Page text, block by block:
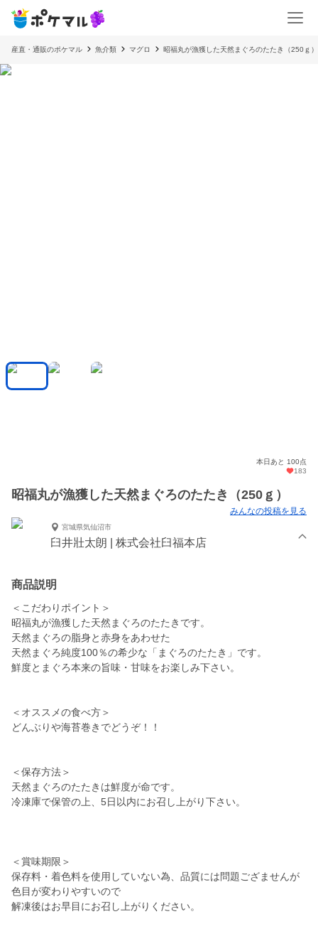
産直・通販のポケマル 魚介類 マグロ 昭福丸が漁獲した天然まぐろのたたき（250ｇ）
本日あと 100点
183
昭福丸が漁獲した天然まぐろのたたき（250ｇ）
みんなの投稿を見る
宮城県気仙沼市
臼井壯太朗 | 株式会社臼福本店
商品説明
＜こだわりポイント＞
昭福丸が漁獲した天然まぐろのたたきです。
天然まぐろの脂身と赤身をあわせた
天然まぐろ純度100％の希少な「まぐろのたたき」です。
鮮度とまぐろ本来の旨味・甘味をお楽しみ下さい。
＜オススメの食べ方＞
どんぶりや海苔巻きでどうぞ！！
＜保存方法＞
天然まぐろのたたきは鮮度が命です。
冷凍庫で保管の上、5日以内にお召し上がり下さい。
＜賞味期限＞
保存料・着色料を使用していない為、品質には問題ござませんが
色目が変わりやすいので
解凍後はお早目にお召し上がりください。